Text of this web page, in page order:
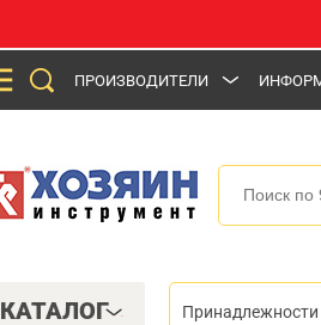
ПРОИЗВОДИТЕЛИ
КАТАЛОГ Принадлежности